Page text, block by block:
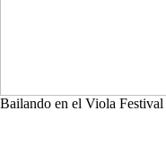
Bailando en el Viola Festival